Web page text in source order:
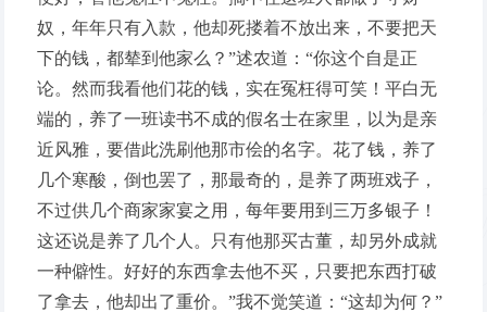
奴，年年只有入款，他却死搂着不放出来，不要把天
下的钱，都辇到他家么？”述农道：“你这个自是正
论。然而我看他们花的钱，实在冤枉得可笑！平白无
端的，养了一班读书不成的假名士在家里，以为是亲
近风雅，要借此洗刷他那市侩的名字。花了钱，养了
几个寒酸，倒也罢了，那最奇的，是养了两班戏子，
不过供几个商家家宴之用，每年要用到三万多银子！
这还说是养了几个人。只有他那买古董，却另外成就
一种僻性。好好的东西拿去他不买，只要把东西打破
了拿去，他却出了重价。”我不觉笑道：“这却为何？”